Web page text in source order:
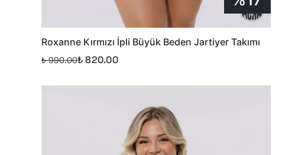
Roxanne Kırmızı İpli Büyük Beden Jartiyer Takımı
₺ 990.00₺ 820.00